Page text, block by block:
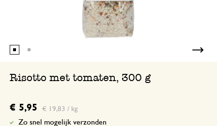
Risotto met tomaten, 300 g
€ 5,95 € 19,83 / kg
Zo snel mogelijk verzonden
15 april 2024